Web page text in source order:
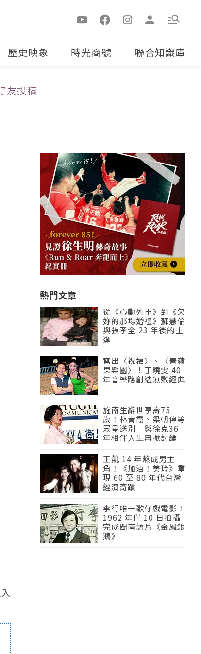
歷史映象 時光商號 聯合知識庫
友投稿
熱門文章
從《心動列車》到《欠
妳的那場婚禮》蘇慧倫
與張孝全 23 年後的重
逢
寫出〈祝福〉、〈青蘋
果樂園〉！丁曉雯 40
年音樂路創造無數經典
施南生辭世享壽75
歲！林青霞、梁朝偉等
眾星送別 與徐克36
年相伴人生再掀討論
王凱 14 年熬成男主
角！《加油！美玲》重
現 60 至 80 年代台灣
經濟奇蹟
李行唯一歌仔戲電影！
1962 年僅 10 日拍攝
完成閩南語片《金鳳銀
鵝》